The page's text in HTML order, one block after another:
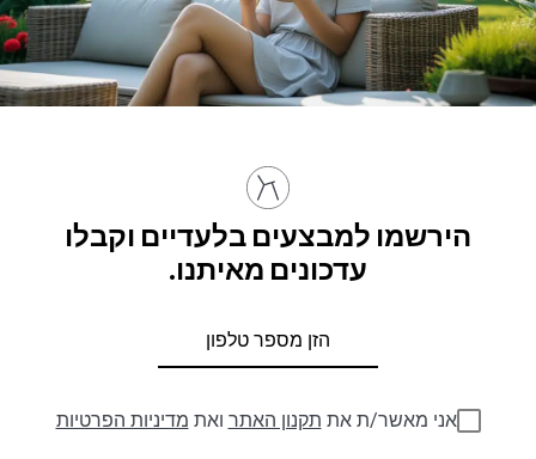
הירשמו למבצעים בלעדיים וקבלו
עדכונים מאיתנו.
אני מאשר/ת את תקנון האתר ואת מדיניות הפרטיות